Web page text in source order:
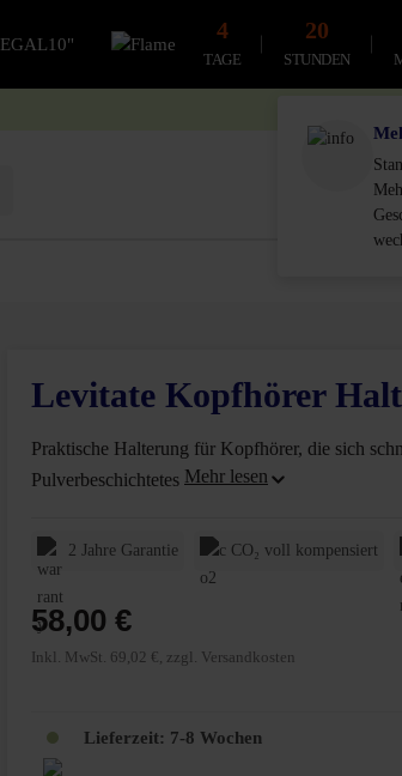
4
TAGE
20
STUNDEN
inkl.
Levitate Kopfhörer
Praktische Halterung für Kopfhörer, die sich
Pulverbeschichtetes
2 Jahre Garantie CO₂ voll kompensiert
58,00 €
Inkl. MwSt. 69,02 €, zzgl. Versandkosten
Lieferzeit: 7-8 Wochen